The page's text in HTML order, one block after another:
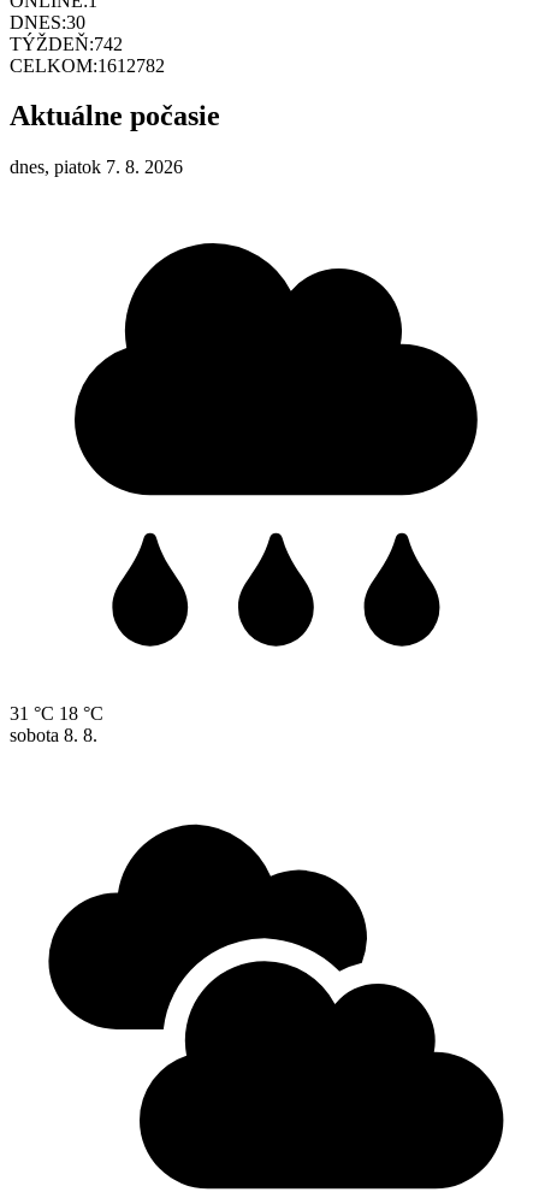
DNES:30
TÝŽDEŇ:742
CELKOM:1612782
Aktuálne počasie
dnes, piatok 7. 8. 2026
31 °C 18 °C
sobota 8. 8.